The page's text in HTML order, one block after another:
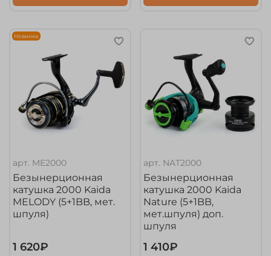
Новинка
арт. ME2000
Безынерционная
катушка 2000 Kaida
MELODY (5+1BB, мет.
шпуля)
1 620₽
арт. NAT2000
Безынерционная
катушка 2000 Kaida
Nature (5+1BB,
мет.шпуля) доп.
шпуля
1 410₽